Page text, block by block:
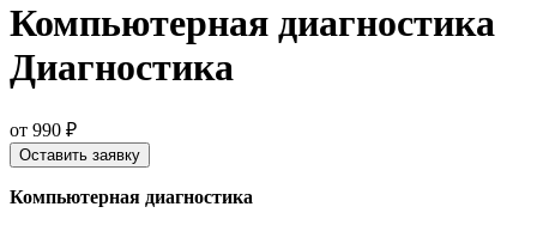
Компьютерная диагностика
Диагностика
от 990 ₽
Оставить заявку
Компьютерная диагностика